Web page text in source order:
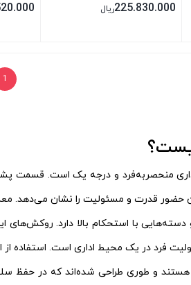
225.830.000ریال
1
منحصربه‌فرد و درجه یک است. قسمت
حضور قدرت و مسئولیت را نشان می‌دهد.
با استحکام بالا دارد. روکش‌های
فرد در یک محیط اداری است. استفاده
و طوری طراحی شده‌اند که در حفظ